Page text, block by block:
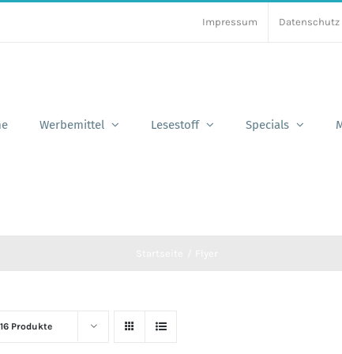
Impressum Datenschutz
Werbemittel Lesestoff Specials
16 Produkte